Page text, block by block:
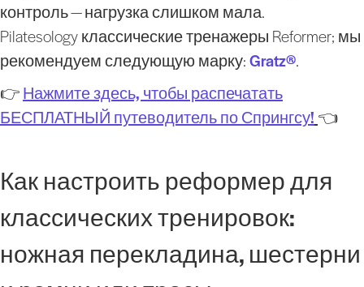
контроль — нагрузка слишком мала.
Pilatesology классические тренажеры Reformer; мы
рекомендуем следующую марку:Gratz®.
👉Нажмите здесь, чтобы распечатать
БЕСПЛАТНЫЙ путеводитель по Спрингсу! 👈
Как настроить реформер для
классических тренировок:
ножная перекладина, шестерни